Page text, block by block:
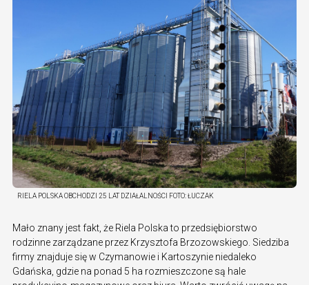
RIELA POLSKA OBCHODZI 25 LAT DZIAŁALNOŚCI FOTO:ŁUCZAK
Mało znany jest fakt, że Riela Polska to przedsiębiorstwo
rodzinne zarządzane przez Krzysztofa Brzozowskiego. Siedziba
firmy znajduje się w Czymanowie i Kartoszynie niedaleko
Gdańska, gdzie na ponad 5 ha rozmieszczone są hale